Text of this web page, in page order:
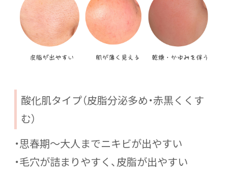
酸化肌タイプ（皮脂分泌多め・赤黒くくす
む）
・思春期〜大人までニキビが出やすい
・毛穴が詰まりやすく、皮脂が出やすい